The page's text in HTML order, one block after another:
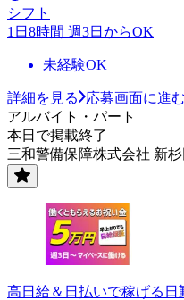
シフト
1日8時間 週3日からOK
未経験OK
詳細を見る
応募画面に進む
アルバイト・パート
本日で掲載終了
三和警備保障株式会社 新
高日給＆日払いで稼げる